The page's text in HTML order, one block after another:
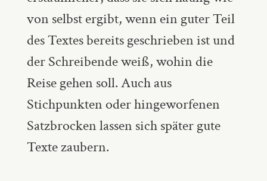
von selbst ergibt, wenn ein guter Teil
des Textes bereits geschrieben ist und
der Schreibende weiß, wohin die
Reise gehen soll. Auch aus
Stichpunkten oder hingeworfenen
Satzbrocken lassen sich später gute
Texte zaubern.